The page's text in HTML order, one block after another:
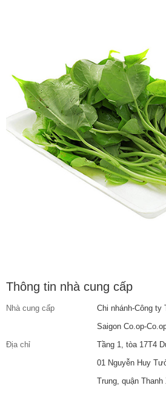
Thông tin nhà cung cấp
Nhà cung cấp
Chi nhánh-Công ty
Saigon Co.op-
Địa chỉ
Tầng 1, tòa 17T4
01 Nguyễn Huy
Trung, quận